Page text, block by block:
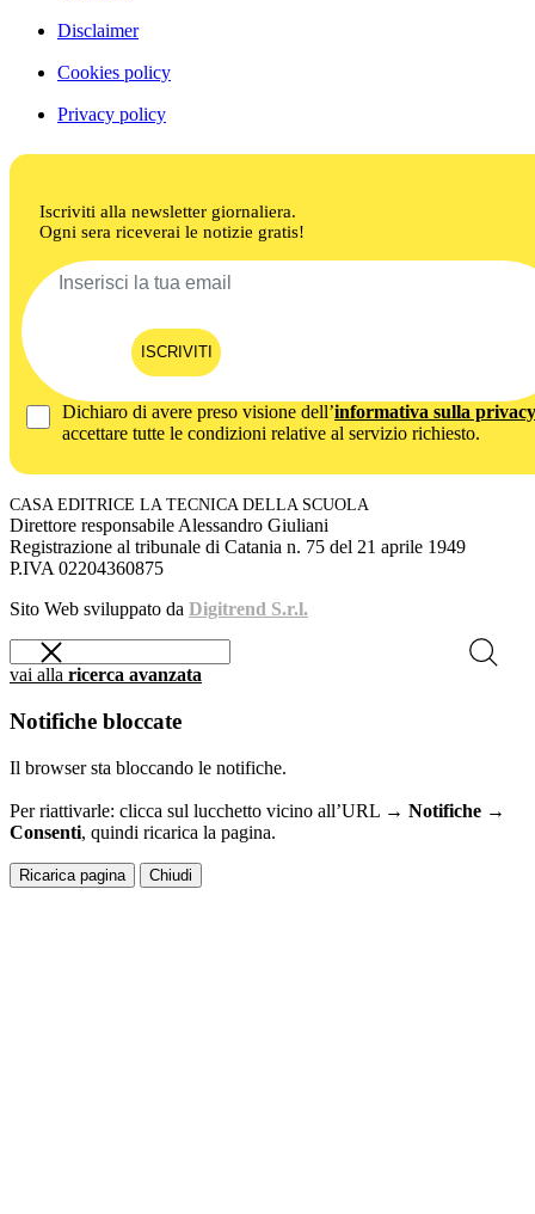
Disclaimer
Cookies policy
Privacy policy
Iscriviti alla newsletter giornaliera.
Ogni sera riceverai le notizie gratis!
ISCRIVITI
Dichiaro di avere preso visione dell’informativa sulla privacy
accettare tutte le condizioni relative al servizio richiesto.
CASA EDITRICE LA TECNICA DELLA SCUOLA
Direttore responsabile Alessandro Giuliani
Registrazione al tribunale di Catania n. 75 del 21 aprile 1949
P.IVA 02204360875
Sito Web sviluppato da Digitrend S.r.l.
vai alla ricerca avanzata
Notifiche bloccate
Il browser sta bloccando le notifiche.
Per riattivarle: clicca sul lucchetto vicino all’URL → Notifiche →
Consenti, quindi ricarica la pagina.
Ricarica pagina Chiudi